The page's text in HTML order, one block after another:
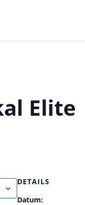
Elite
DETAILS
Datum: